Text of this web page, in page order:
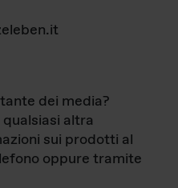
dei media?
altra
sui prodotti al
oppure tramite